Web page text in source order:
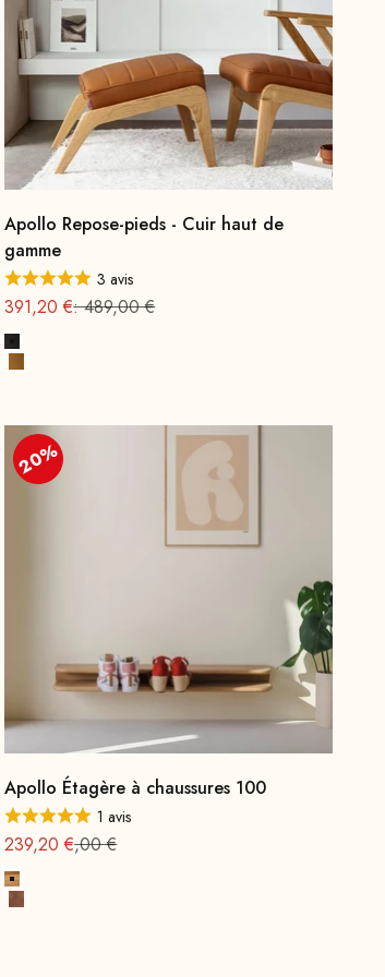
Apollo Repose-pieds - Cuir haut de
gamme
3 avis
Offre à partir de
391,20 €Prix normal
: 489,00 €
Noir
Cognac Premium
20%
Apollo Étagère à chaussures 100
1 avis
Offre à partir de
239,20 €Prix normal : 299
,00 €
Bois de chêne, naturel
Bois de hêtre, teinté noyer